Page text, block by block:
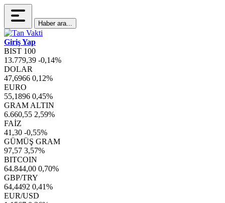
Haber ara...
Giriş Yap
BIST 100
13.779,39 -0,14%
DOLAR
47,6966 0,12%
EURO
55,1896 0,45%
GRAM ALTIN
6.660,55 2,59%
FAİZ
41,30 -0,55%
GÜMÜŞ GRAM
97,57 3,57%
BITCOIN
64.844,00 0,70%
GBP/TRY
64,4492 0,41%
EUR/USD